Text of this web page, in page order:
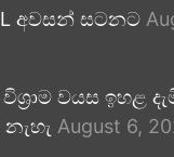
අවසන් සටනට
වයස ඉහළ
August 6,